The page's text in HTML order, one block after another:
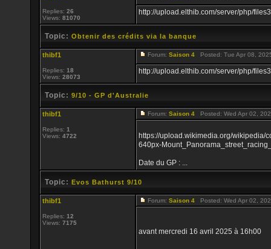
Replies: 26
Views: 81070
http://upload.elthib.com/server/php/
Topic: Obtenir des crédits via la banque
thibf1
Replies: 18
Views: 28073
Forum: Saison 4 Posted: Tue Apr 08,
http://upload.elthib.com/server/php/
Topic: 9/10 - GP d'Australie
thibf1
Replies: 1
Views: 4722
Forum: Saison 4 Posted: Wed Apr 02,
https://upload.wikimedia.org/wikipedia/
640px-
Date du GP : ...
Topic: Evos Bathurst 9/10
thibf1
Replies: 12
Views: 7175
Forum: Saison 4 Posted: Wed Apr 02,
avant mercredi 16 avril 2025 à 16h00